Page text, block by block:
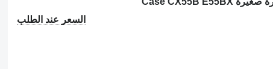
السعر عند الطلب